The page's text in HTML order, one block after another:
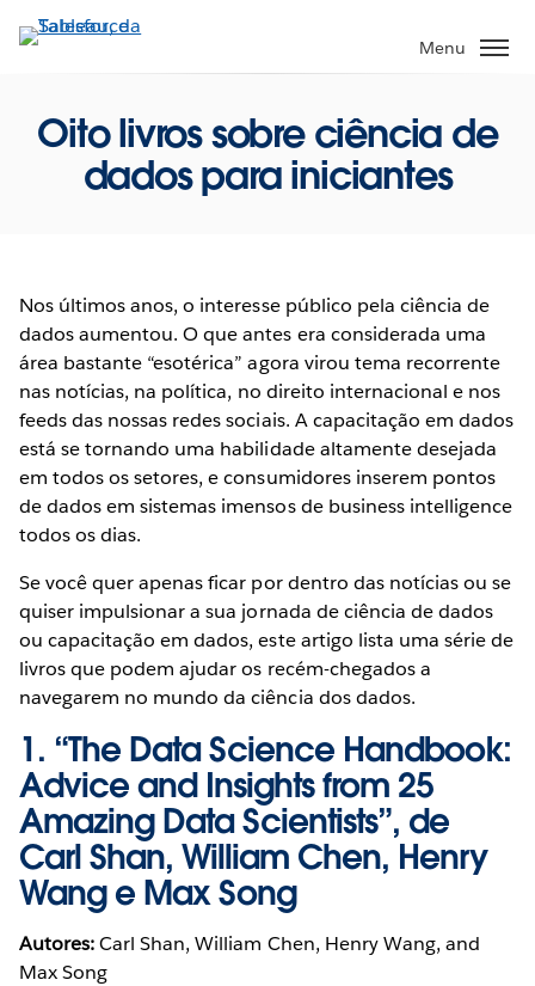
Pular
para
principal
Menu
Oito livros sobre ciência de
dados para iniciantes
Nos últimos anos, o interesse público pela ciência de
dados aumentou. O que antes era considerada uma
área bastante “esotérica” agora virou tema recorrente
nas notícias, na política, no direito internacional e nos
feeds das nossas redes sociais. A capacitação em dados
está se tornando uma habilidade altamente desejada
em todos os setores, e consumidores inserem pontos
de dados em sistemas imensos de business intelligence
todos os dias.
Se você quer apenas ficar por dentro das notícias ou se
quiser impulsionar a sua jornada de ciência de dados
ou capacitação em dados, este artigo lista uma série de
livros que podem ajudar os recém-chegados a
navegarem no mundo da ciência dos dados.
1. “The Data Science Handbook:
Advice and Insights from 25
Amazing Data Scientists”, de
Carl Shan, William Chen, Henry
Wang e Max Song
Autores:Carl Shan, William Chen, Henry Wang, and
Max Song